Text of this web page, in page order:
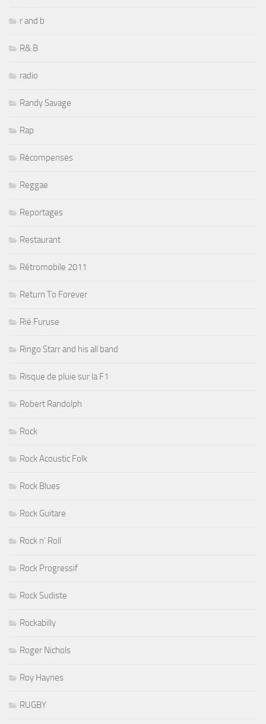
r and b
R& B
radio
Randy Savage
Rap
Récompenses
Reggae
Reportages
Restaurant
Rétromobile 2011
Return To Forever
Rié Furuse
Ringo Starr and his all band
Risque de pluie sur la F1
Robert Randolph
Rock
Rock Acoustic Folk
Rock Blues
Rock Guitare
Rock n' Roll
Rock Progressif
Rock Sudiste
Rockabilly
Roger Nichols
Roy Haynes
RUGBY